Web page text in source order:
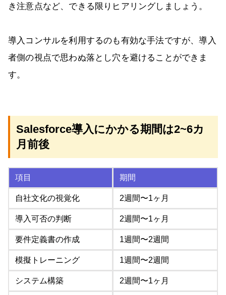
き注意点など、できる限りヒアリングしましょう。
導入コンサルを利用するのも有効な手法ですが、導入
者側の視点で思わぬ落とし穴を避けることができま
す。
Salesforce導入にかかる期間は2~6カ
月前後
項目 期間
自社文化の視覚化 2週間〜1ヶ月
導入可否の判断 2週間〜1ヶ月
要件定義書の作成 1週間〜2週間
模擬トレーニング 1週間〜2週間
システム構築 2週間〜1ヶ月